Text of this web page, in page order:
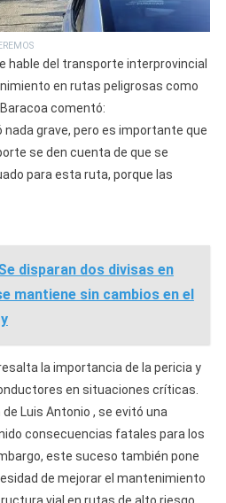
hable del transporte interprovincial
en rutas peligrosas como
comentó:
grave, pero es importante que
se den cuenta de que se
para esta ruta, porque las
disparan dos divisas en
mantiene sin cambios en el
la importancia de la pericia y
en situaciones críticas.
Luis Antonio , se evitó una
consecuencias fatales para los
este suceso también pone
de mejorar el mantenimiento